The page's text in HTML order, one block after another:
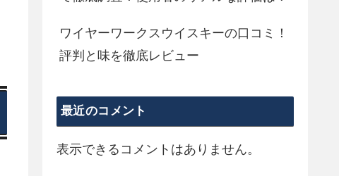
ワイヤーワークスウイスキーの口コミ！
評判と味を徹底レビュー
最近のコメント
表示できるコメントはありません。